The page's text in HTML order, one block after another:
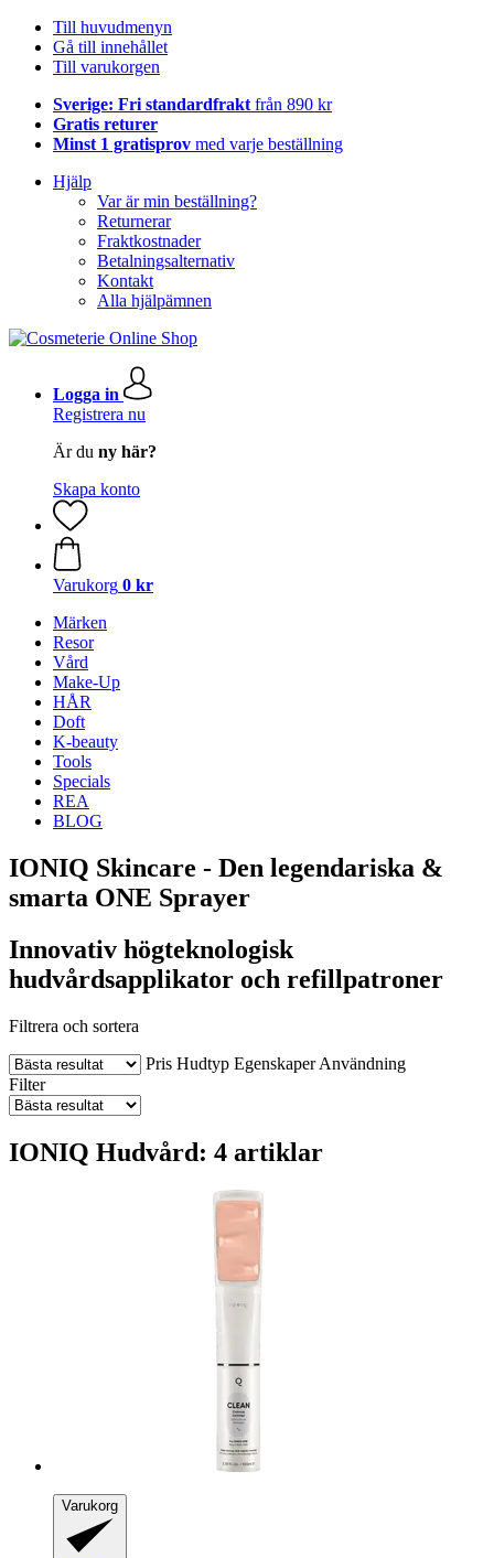
Till huvudmenyn
Gå till innehållet
Till varukorgen
Sverige: Fri standardfrakt från 890 kr
Gratis returer
Minst 1 gratisprov med varje beställning
Hjälp
Var är min beställning?
Returnerar
Fraktkostnader
Betalningsalternativ
Kontakt
Alla hjälpämnen
Logga in
Registrera nu
Är du ny här?
Skapa konto
Varukorg 0 kr
Märken
Resor
Vård
Make-Up
HÅR
Doft
K-beauty
Tools
Specials
REA
BLOG
IONIQ Skincare - Den legendariska &
smarta ONE Sprayer
Innovativ högteknologisk
hudvårdsapplikator och refillpatroner
Filtrera och sortera
Pris Hudtyp Egenskaper Användning
Filter
IONIQ Hudvård: 4 artiklar
Varukorg